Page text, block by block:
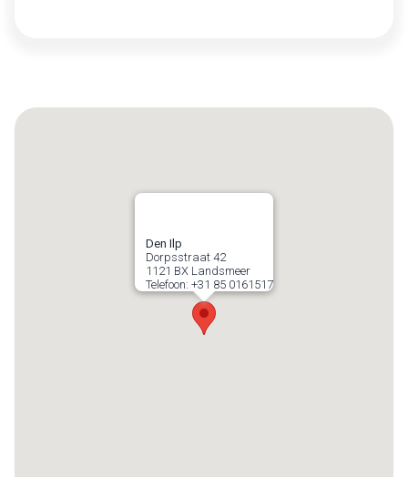
Den Ilp
Dorpsstraat 42
1121 BX Landsmeer
Telefoon: +31 85 0161517